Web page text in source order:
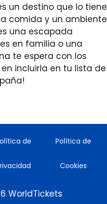
un destino que lo tiene
comida y un ambiente
una escapada
en familia o una
te espera con los
en incluirla en tu lista de
de Política de
Cookies
WorldTickets